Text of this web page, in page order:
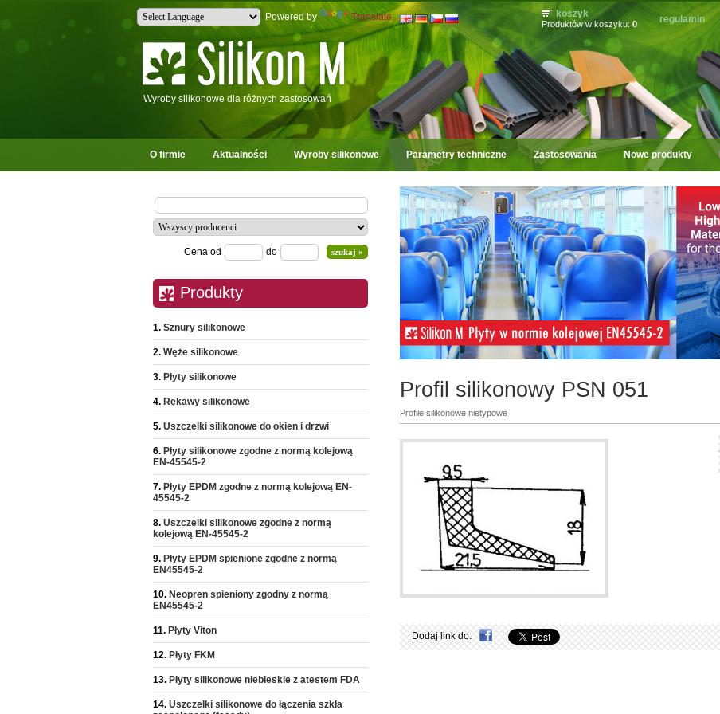
Powered by Translate koszyk
Produktów w koszyku: 0 regulamin
Wyroby silikonowe dla różnych zastosowań
O firmie Aktualności Wyroby silikonowe Parametry techniczne Zastosowania Nowe produkty
Cena od do
Produkty
Sznury silikonowe
Węże silikonowe
Płyty silikonowe
Rękawy silikonowe
Uszczelki silikonowe do okien i drzwi
Płyty silikonowe zgodne z normą kolejową
EN-45545-2
Płyty EPDM zgodne z normą kolejową EN-
45545-2
Uszczelki silikonowe zgodne z normą
kolejową EN-45545-2
Płyty EPDM spienione zgodne z normą
EN45545-2
Neopren spieniony zgodny z normą
EN45545-2
Płyty Viton
Płyty FKM
Płyty silikonowe niebieskie z atestem FDA
Uszczelki silikonowe do łączenia szkła
Profil silikonowy PSN 051
Profile silikonowe nietypowe
Dodaj link do: